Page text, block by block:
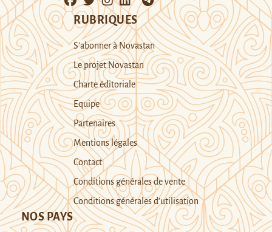
RUBRIQUES
S’abonner à Novastan
Le projet Novastan
Charte éditoriale
Equipe
Partenaires
Mentions légales
Contact
Conditions générales de vente
Conditions générales d’utilisation
NOS PAYS